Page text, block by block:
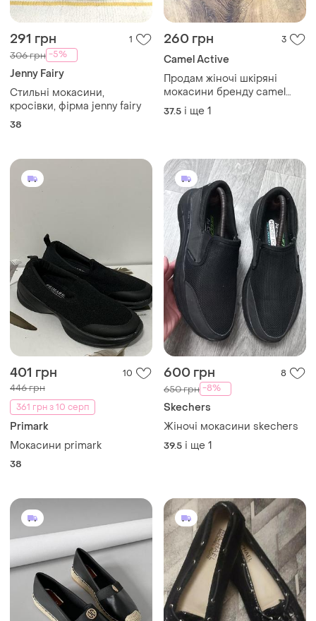
291 грн 1
306 грн -5%
Jenny Fairy
Стильні мокасини,
кросівки, фірма jenny fairy
38
260 грн 3
Camel Active
Продам жіночі шкіряні
мокасини бренду camel
active
37.5 і ще 1
401 грн 10
446 грн
361 грн з 10 серп
Primark
Мокасини primark
38
600 грн 8
650 грн -8%
Skechers
Жіночі мокасини skechers
39.5 і ще 1